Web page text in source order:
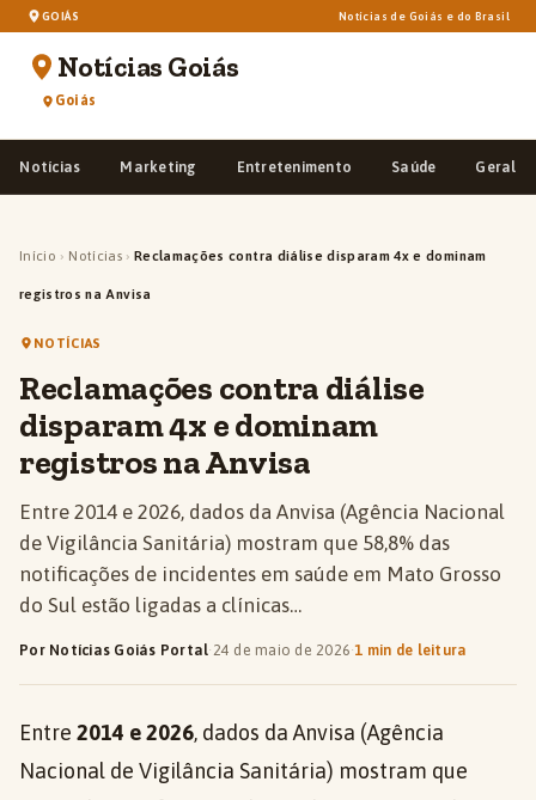
GOIÁS Notícias de Goiás e do Brasil
Notícias Goiás
Goiás
Notícias Marketing Entretenimento Saúde Geral
Início › Notícias › Reclamações contra diálise disparam 4x e dominam
registros na Anvisa
NOTÍCIAS
Reclamações contra diálise
disparam 4x e dominam
registros na Anvisa
Entre 2014 e 2026, dados da Anvisa (Agência Nacional
de Vigilância Sanitária) mostram que 58,8% das
notificações de incidentes em saúde em Mato Grosso
do Sul estão ligadas a clínicas…
Por Notícias Goiás Portal·24 de maio de 2026·1 min de leitura
Entre 2014 e 2026, dados da Anvisa (Agência
Nacional de Vigilância Sanitária) mostram que